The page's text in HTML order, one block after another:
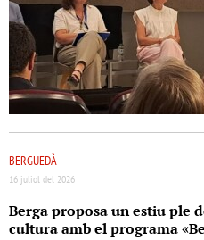
BERGUEDÀ
16 juliol del 2026
Berga proposa un estiu ple
cultura amb el programa